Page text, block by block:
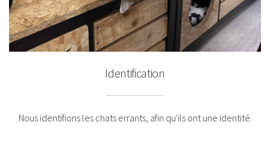
Identification
Nous identifions les chats errants, afin qu'ils ont une identité.